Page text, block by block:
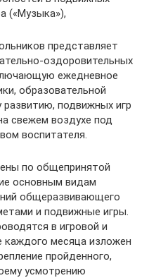
(«Музыка»),
представляет
оздоровительных
ежедневное
образовательной
подвижных игр
свежем воздухе под
воспитателя.
по общепринятой
основным видам
общеразвивающего
и подвижные игры.
в игровой и
каждого месяца изложен
пройденного,
усмотрению